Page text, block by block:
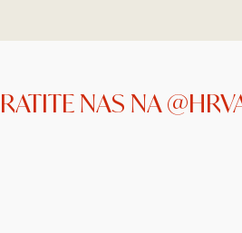
NAS NA